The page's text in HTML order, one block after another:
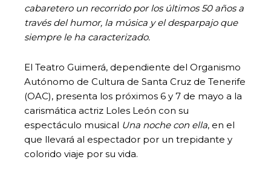
cabaretero un recorrido por los últimos 50 años a
través del humor, la música y el desparpajo que
siempre le ha caracterizado.
El Teatro Guimerá, dependiente del Organismo
Autónomo de Cultura de Santa Cruz de Tenerife
(OAC), presenta los próximos 6 y 7 de mayo a la
carismática actriz Loles León con su
espectáculo musical Una noche con ella, en el
que llevará al espectador por un trepidante y
colorido viaje por su vida.